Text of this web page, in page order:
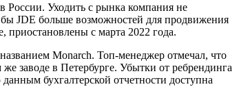
России. Уходить с рынка компания не
бы JDE больше возможностей для продвижения
с марта 2022 года.
Monarch. Топ-менеджер отмечал, что
заводе в Петербурге. Убытки от ребрендинга
бухгалтерской отчетности доступна